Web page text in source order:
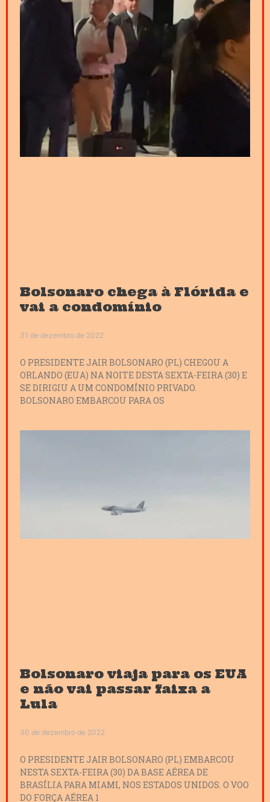
Bolsonaro chega à Flórida e
vai a condomínio
31 de dezembro de 2022
O PRESIDENTE JAIR BOLSONARO (PL) CHEGOU A
ORLANDO (EUA) NA NOITE DESTA SEXTA-FEIRA (30) E
SE DIRIGIU A UM CONDOMÍNIO PRIVADO.
BOLSONARO EMBARCOU PARA OS
Bolsonaro viaja para os EUA
e não vai passar faixa a
Lula
30 de dezembro de 2022
O PRESIDENTE JAIR BOLSONARO (PL) EMBARCOU
NESTA SEXTA-FEIRA (30) DA BASE AÉREA DE
BRASÍLIA PARA MIAMI, NOS ESTADOS UNIDOS. O VOO
DO FORÇA AÉREA 1